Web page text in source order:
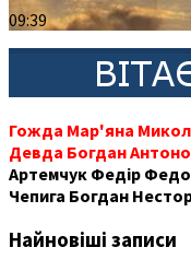
09:39
Гожда Мар'яна
Девда Богдан
Артемчук Федір
Чепига Богдан
Найновіші записи